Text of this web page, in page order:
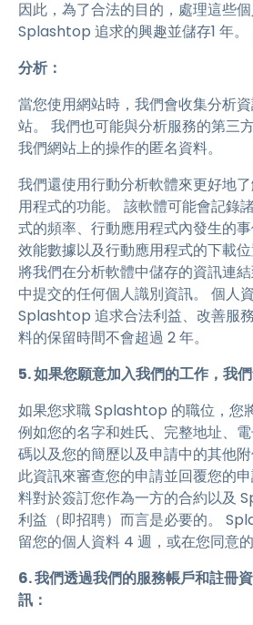
因此，為了合法的目的，處理這些個
Splashtop 追求的興趣並儲存1 年。
分析：
當您使用網站時，我們會收集分析
站。 我們也可能與分析服務的第三
我們網站上的操作的匿名資料。
我們還使用行動分析軟體來更好地
用程式的功能。 該軟體可能會記錄
式的頻率、行動應用程式內發生的事
效能數據以及行動應用程式的下載
將我們在分析軟體中儲存的資訊連
中提交的任何個人識別資訊。 個人
Splashtop 追求合法利益、改善服
料的保留時間不會超過 2 年。
5. 如果您願意加入我們的工作，我
如果您求職 Splashtop 的職位，您
例如您的名字和姓氏、完整地址、
碼以及您的簡歷以及申請中的其他
此資訊來審查您的申請並回覆您的
料對於簽訂您作為一方的合約以及
利益（即招聘）而言是必要的。
留您的個人資料 4 週，或在您同意的
6. 我們透過我們的服務帳戶和註冊
訊：